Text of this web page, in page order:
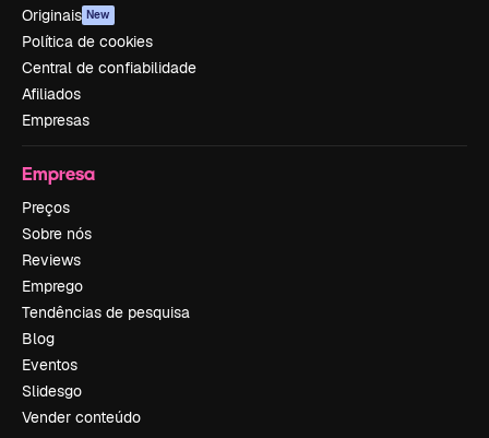
Originais New
Política de cookies
Central de confiabilidade
Afiliados
Empresas
Empresa
Preços
Sobre nós
Reviews
Emprego
Tendências de pesquisa
Blog
Eventos
Slidesgo
Vender conteúdo